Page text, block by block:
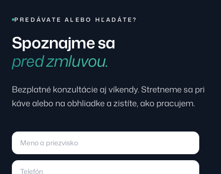
PREDÁVATE ALEBO HĽADÁTE?
Spoznajme sa
pred zmluvou.
Bezplatné konzultácie aj víkendy. Stretneme sa pri
káve alebo na obhliadke a zistíte, ako pracujem.